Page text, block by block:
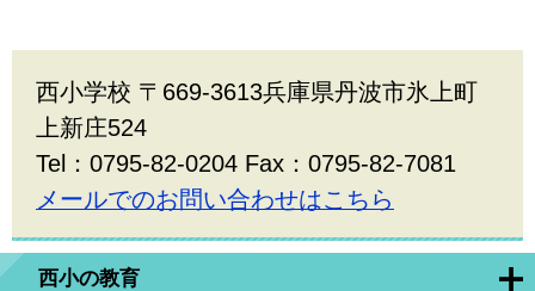
西小の教育
西小学校 〒669-3613兵庫県丹波市氷上町
上新庄524
Tel：0795-82-0204 Fax：0795-82-7081
メールでのお問い合わせはこちら